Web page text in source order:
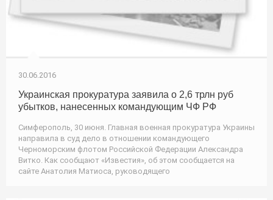
30.06.2016
Украинская прокуратура заявила о 2,6 трлн руб
убытков, нанесенных командующим ЧФ РФ
Симферополь, 30 июня. Главная военная прокуратура Украины
направила в суд дело в отношении командующего
Черноморским флотом Российской Федерации Александра
Витко. Как сообщают «Известия», об этом сообщается на
сайте Анатолия Матиоса, руководящего